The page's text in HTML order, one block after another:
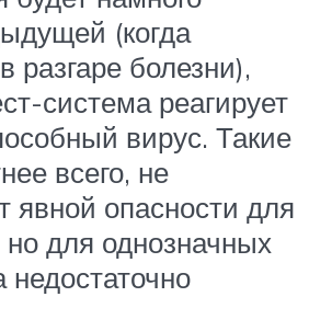
(когда
разгаре болезни),
система реагирует
вирус. Такие
всего, не
явной опасности для
для однозначных